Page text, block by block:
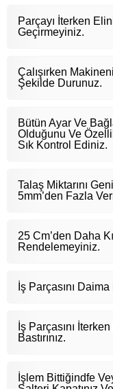
Parçayı İterken
Geçirmeyiniz.
Çalışırken
Şekilde Durunuz.
Bütün Ayar Ve
Olduğunu Ve
Sık Kontrol Ediniz.
Talaş Miktarını
5mm’den Fazla
25 Cm’den Daha
Rendelemeyiniz.
İş Parçasını
İş Parçasını
Bastırınız.
İşlem Bittiğindfe